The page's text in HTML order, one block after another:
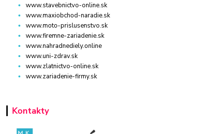
www.stavebnictvo-online.sk
www.maxiobchod-naradie.sk
www.moto-prislusenstvo.sk
www.firemne-zariadenie.sk
www.nahradnediely.online
www.uni-zdrav.sk
www.zlatnictvo-online.sk
www.zariadenie-firmy.sk
Kontakty